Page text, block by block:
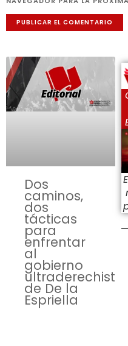
Dos
caminos,
dos
tácticas
para
enfrentar
al
gobierno
ultraderechista
de De la
Espriella